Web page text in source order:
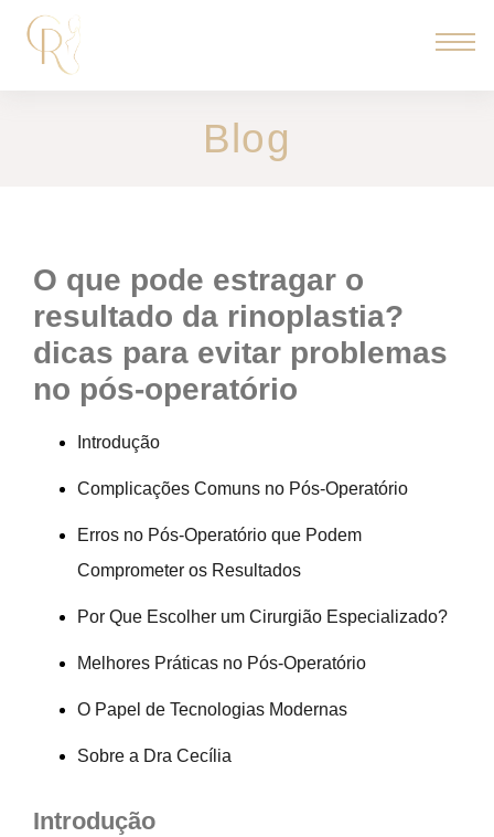
Blog
o que pode estragar o
resultado da rinoplastia?
dicas para evitar problemas
no pós-operatório
Introdução
Complicações Comuns no Pós-Operatório
Erros no Pós-Operatório que Podem
Comprometer os Resultados
Por Que Escolher um Cirurgião Especializado?
Melhores Práticas no Pós-Operatório
O Papel de Tecnologias Modernas
Sobre a Dra Cecília
Introdução